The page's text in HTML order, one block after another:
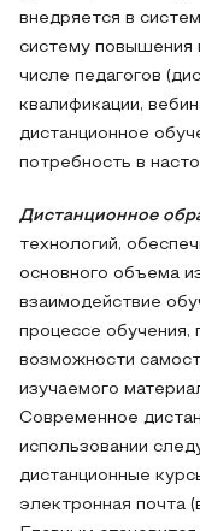
внедряется в
систему повышения
числе педагогов
квалификации,
дистанционное
потребность в
Дистанционное
технологий,
основного объема
взаимодействие
процессе обучения,
возможности
изучаемого
Современное
использовании
дистанционные
электронная почта